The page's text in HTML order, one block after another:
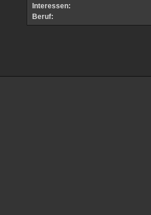
Interessen:
Beruf: